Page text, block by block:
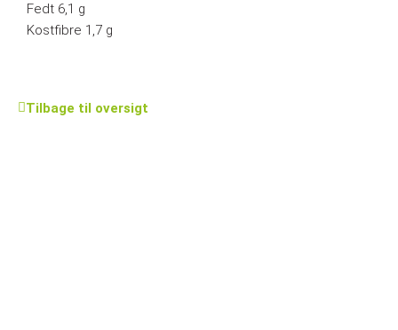
Fedt 6,1 g
Kostfibre 1,7 g
Tilbage til oversigt